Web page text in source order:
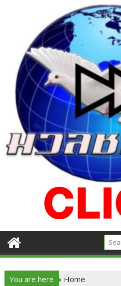
You are here
Home